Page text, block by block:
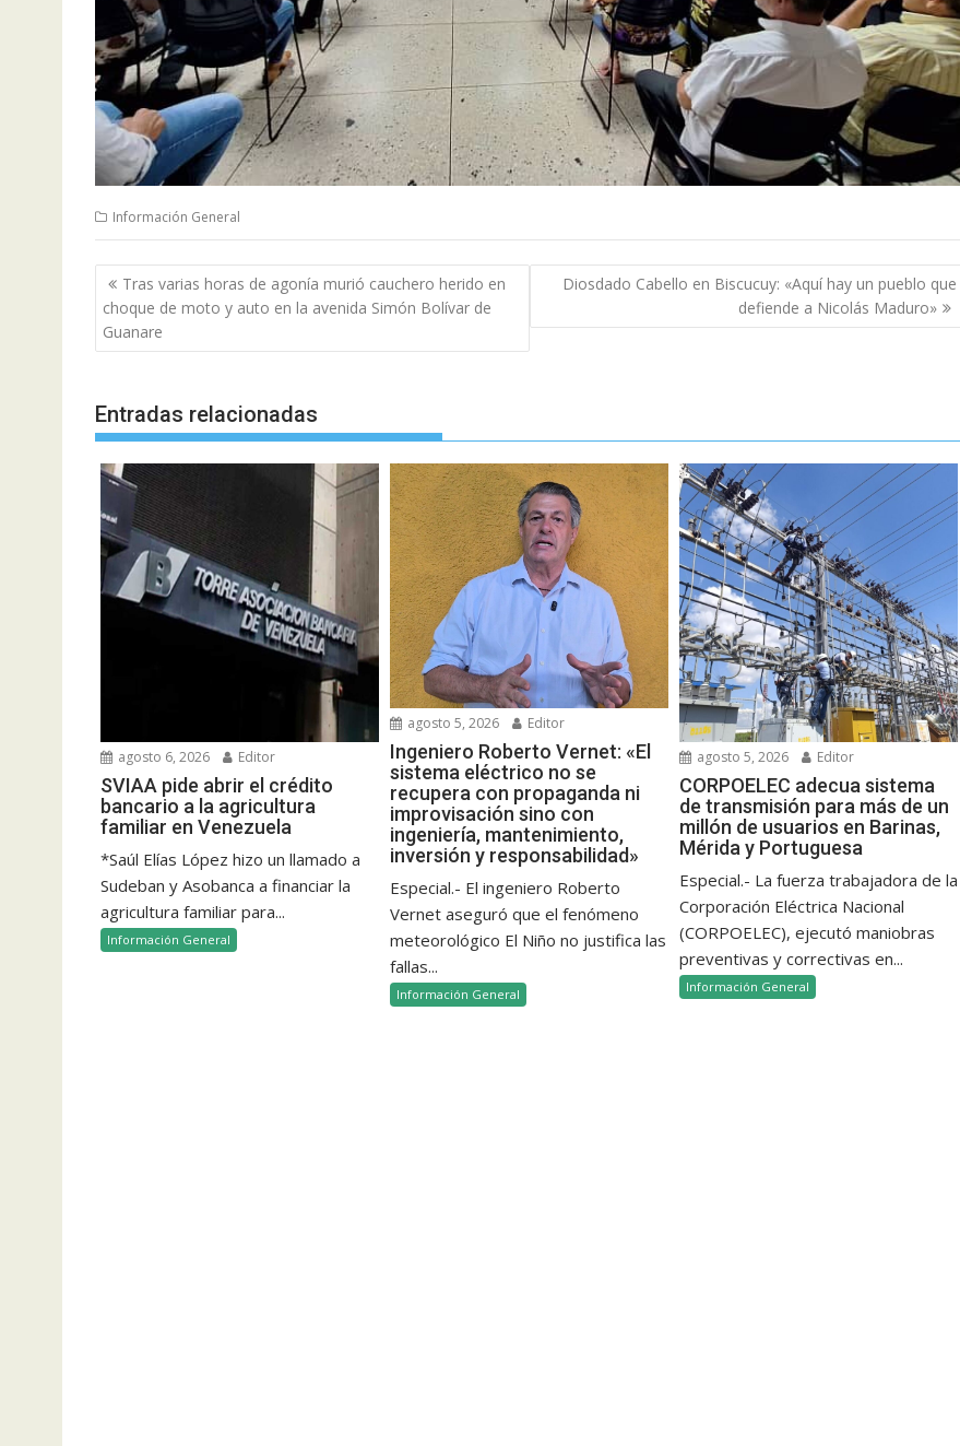
Información General
Navegación
de
entradas
Tras varias horas de agonía murió cauchero herido en
choque de moto y auto en la avenida Simón Bolívar de
Guanare
Diosdado Cabello en Biscucuy: «Aquí hay un pueblo que
defiende a Nicolás Maduro»
Entradas relacionadas
agosto 6, 2026 Editor
SVIAA pide abrir el crédito
bancario a la agricultura
familiar en Venezuela
*Saúl Elías López hizo un llamado a
Sudeban y Asobanca a financiar la
agricultura familiar para...
Información General
agosto 5, 2026 Editor
Ingeniero Roberto Vernet: «El
sistema eléctrico no se
recupera con propaganda ni
improvisación sino con
ingeniería, mantenimiento,
inversión y responsabilidad»
Especial.- El ingeniero Roberto
Vernet aseguró que el fenómeno
meteorológico El Niño no justifica las
fallas...
Información General
agosto 5, 2026 Editor
CORPOELEC adecua sistema
de transmisión para más de un
millón de usuarios en Barinas,
Mérida y Portuguesa
Especial.- La fuerza trabajadora de la
Corporación Eléctrica Nacional
(CORPOELEC), ejecutó maniobras
preventivas y correctivas en...
Información General